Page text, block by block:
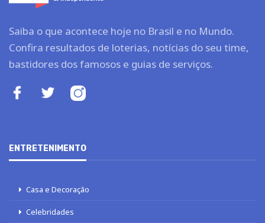
Saiba o que acontece hoje no Brasil e no Mundo.
Confira resultados de loterias, notícias do seu time,
bastidores dos famosos e guias de serviços.
ENTRETENIMENTO
Casa e Decoração
Celebridades